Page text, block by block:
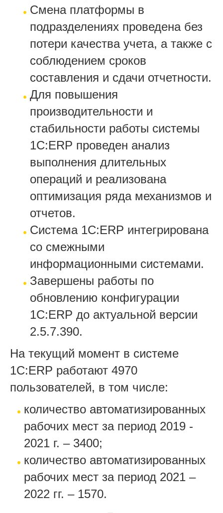
Смена платформы в
подразделениях проведена без
потери качества учета, а также с
соблюдением сроков
составления и сдачи отчетности.
Для повышения
производительности и
стабильности работы системы
1С:ERP проведен анализ
выполнения длительных
операций и реализована
оптимизация ряда механизмов и
отчетов.
Система 1С:ERP интегрирована
со смежными
информационными системами.
Завершены работы по
обновлению конфигурации
1С:ERP до актуальной версии
2.5.7.390.
На текущий момент в системе
1С:ERP работают 4970
пользователей, в том числе:
количество автоматизированных
рабочих мест за период 2019 -
2021 г. – 3400;
количество автоматизированных
рабочих мест за период 2021 –
2022 гг. – 1570.